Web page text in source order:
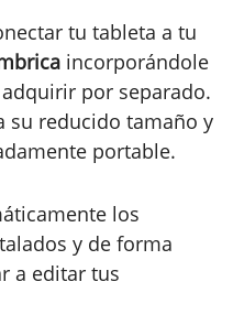
tu tableta a tu
incorporándole
por separado.
su reducido tamaño y
portable.
los
y de forma
a editar tus